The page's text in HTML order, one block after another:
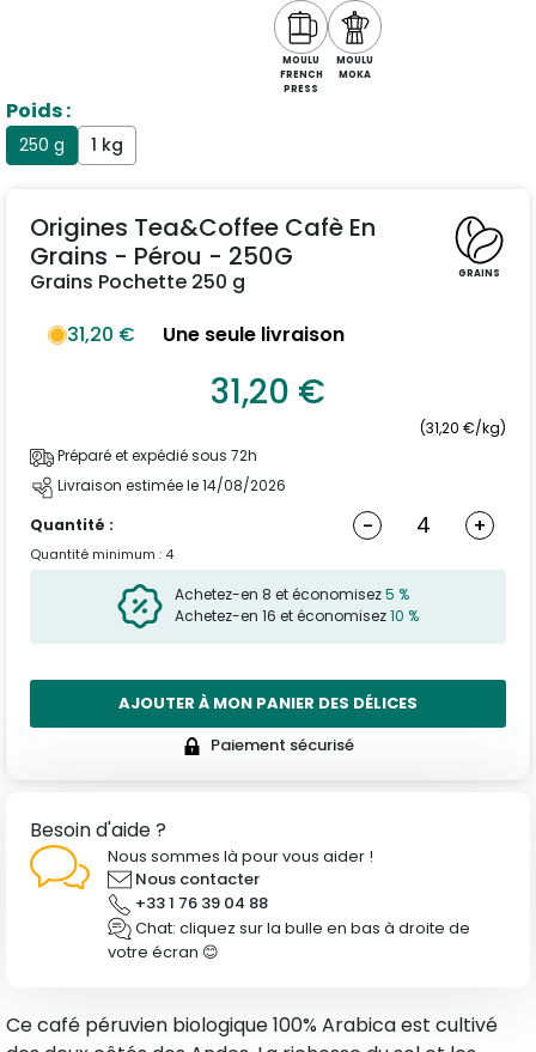
MOULU
FRENCH
PRESS
MOULU
MOKA
Poids :
250 g 1 kg
GRAINS
Origines Tea&Coffee Cafè En
Grains - Pérou - 250G
Grains Pochette 250 g
31,20 €
Une seule livraison
31,20 €
(31,20 €/kg)
Préparé et expédié sous 72h
Livraison estimée le 14/08/2026
Quantité :
- +
Quantité minimum : 4
Achetez-en 8 et économisez5 %
Achetez-en 16 et économisez10 %
AJOUTER À MON PANIER DES DÉLICES
Paiement sécurisé
Besoin d'aide ?
Nous sommes là pour vous aider !
Nous contacter
+33 1 76 39 04 88
Chat: cliquez sur la bulle en bas à droite de
votre écran 😊
Ce café péruvien biologique 100% Arabica est cultivé